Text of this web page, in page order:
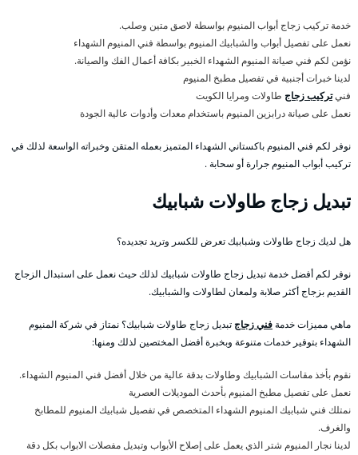
خدمة تركيب زجاج أبواب المنيوم بواسطة لاصق متين وصلب.
نعمل على تفصيل أبواب والشبابيك المنيوم بواسطة فني المنيوم الشهداء
نؤمن لكم فني صيانة المنيوم الشهداء الخبير بكافة أعمال الفك والصيانة.
لدينا خبرات أجنبية في تفصيل مطبخ المنيوم
فنيتركيب زجاج طاولات ومرايا الكويت
نعمل على صيانة درابزين المنيوم باستخدام معدات وأدوات عالية الجودة
نوفر لكم فني المنيوم باكستاني الشهداء المتميز بعمله المتقن وخبراته الواسعة لذلك في
تركيب أبواب المنيوم جرارة أو سحابة .
تبديل زجاج طاولات شبابيك
هل لديك زجاج طاولات وشبابيك تعرض للكسر وتريد تجديده؟
نوفر لكم أفضل خدمة تبديل زجاج طاولات شبابيك لذلك حيث نعمل على استبدال الزجاج
القديم بزجاج أكثر صلابة ولمعان لطاولات والشبابيك.
ماهي مميزات خدمةفني زجاج تبديل زجاج طاولات شبابيك؟ نمتاز في شركة المنيوم
الشهداء بتوفير خدمات متنوعة وبخبرة أفضل المختصين لذلك ومنها:
نقوم بأخذ مقاسات الشبابيك وطاولات بدقة عالية من خلال أفضل فني المنيوم الشهداء.
نعمل على تفصيل مطبخ المنيوم بأحدث الموديلات العصرية
نمتلك فني شبابيك المنيوم الشهداء المتخصص في تفصيل شبابيك المنيوم للمطابخ
والغرف.
لدينا نجار المنيوم شتر الذي يعمل على إصلاح الأبواب وتبديل مفصلات الابواب بكل دقة